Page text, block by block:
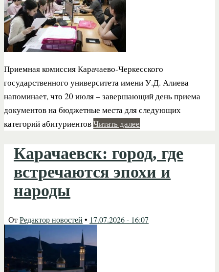
Приемная комиссия Карачаево-Черкесского
государственного университета имени У.Д. Алиева
напоминает, что 20 июля – завершающий день приема
документов на бюджетные места для следующих
категорий абитуриентовЧитать далее
Карачаевск: город, где
встречаются эпохи и
народы
ОтРедактор новостей • 17.07.2026 - 16:07